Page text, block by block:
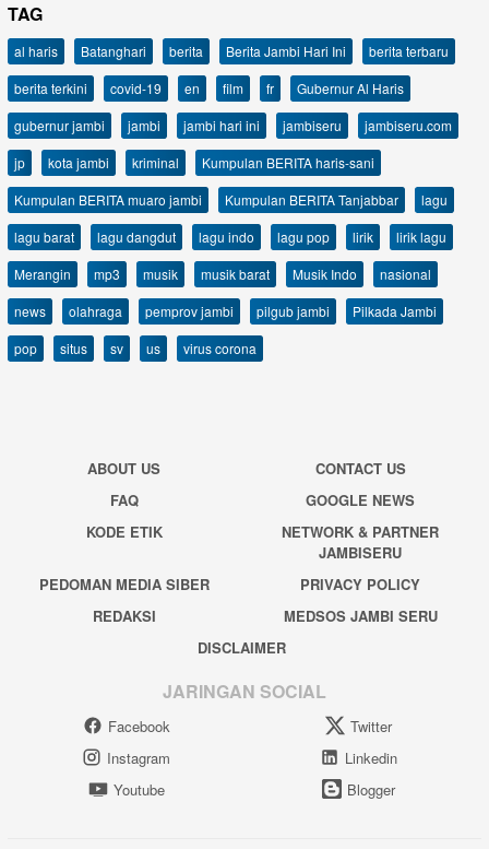
TAG
al haris Batanghari berita Berita Jambi Hari Ini
berita terbaru
berita terkini
covid-19 en film fr
Gubernur Al Haris
gubernur jambi
jambi jambi hari ini jambiseru
jambiseru.com
jp
kota jambi kriminal
Kumpulan BERITA haris-sani
Kumpulan BERITA muaro jambi
Kumpulan BERITA Tanjabbar
lagu
lagu barat
lagu dangdut lagu indo lagu pop lirik
lirik lagu
Merangin
mp3 musik musik barat Musik Indo
nasional
news
olahraga pemprov jambi pilgub jambi
Pilkada Jambi
pop
situs sv us virus corona
ABOUT US
CONTACT US
FAQ
GOOGLE NEWS
KODE ETIK
NETWORK & PARTNER
JAMBISERU
PEDOMAN MEDIA SIBER
PRIVACY POLICY
REDAKSI
MEDSOS JAMBI SERU
DISCLAIMER
JARINGAN SOCIAL
Facebook
Twitter
Instagram
Linkedin
Youtube
Blogger